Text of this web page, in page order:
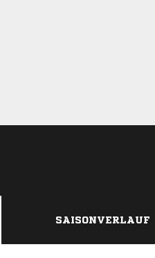
SAISONVERLAUF